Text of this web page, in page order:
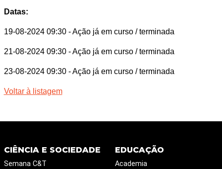
Datas:
19-08-2024 09:30 - Ação já em curso / terminada
21-08-2024 09:30 - Ação já em curso / terminada
23-08-2024 09:30 - Ação já em curso / terminada
Voltar à listagem
CIÊNCIA E SOCIEDADE
Semana C&T
EDUCAÇÃO
Academia